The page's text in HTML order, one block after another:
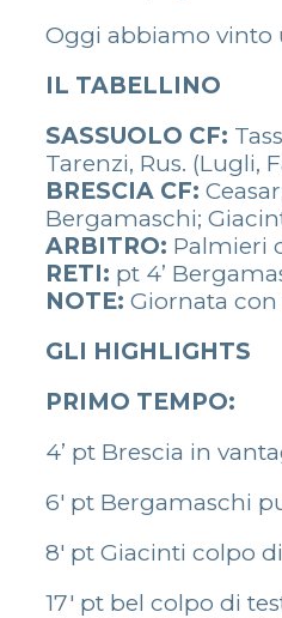
Oggi abbiamo vinto
IL TABELLINO
SASSUOLO CF:
Tarenzi, Rus. (Lugli,
BRESCIA CF:
Bergamaschi;
ARBITRO: Palmieri
RETI: pt 4’
NOTE: Giornata con
GLI HIGHLIGHTS
PRIMO TEMPO:
4’ pt Brescia in
6′ pt Bergamaschi
8′ pt Giacinti colpo
17′ pt bel colpo di